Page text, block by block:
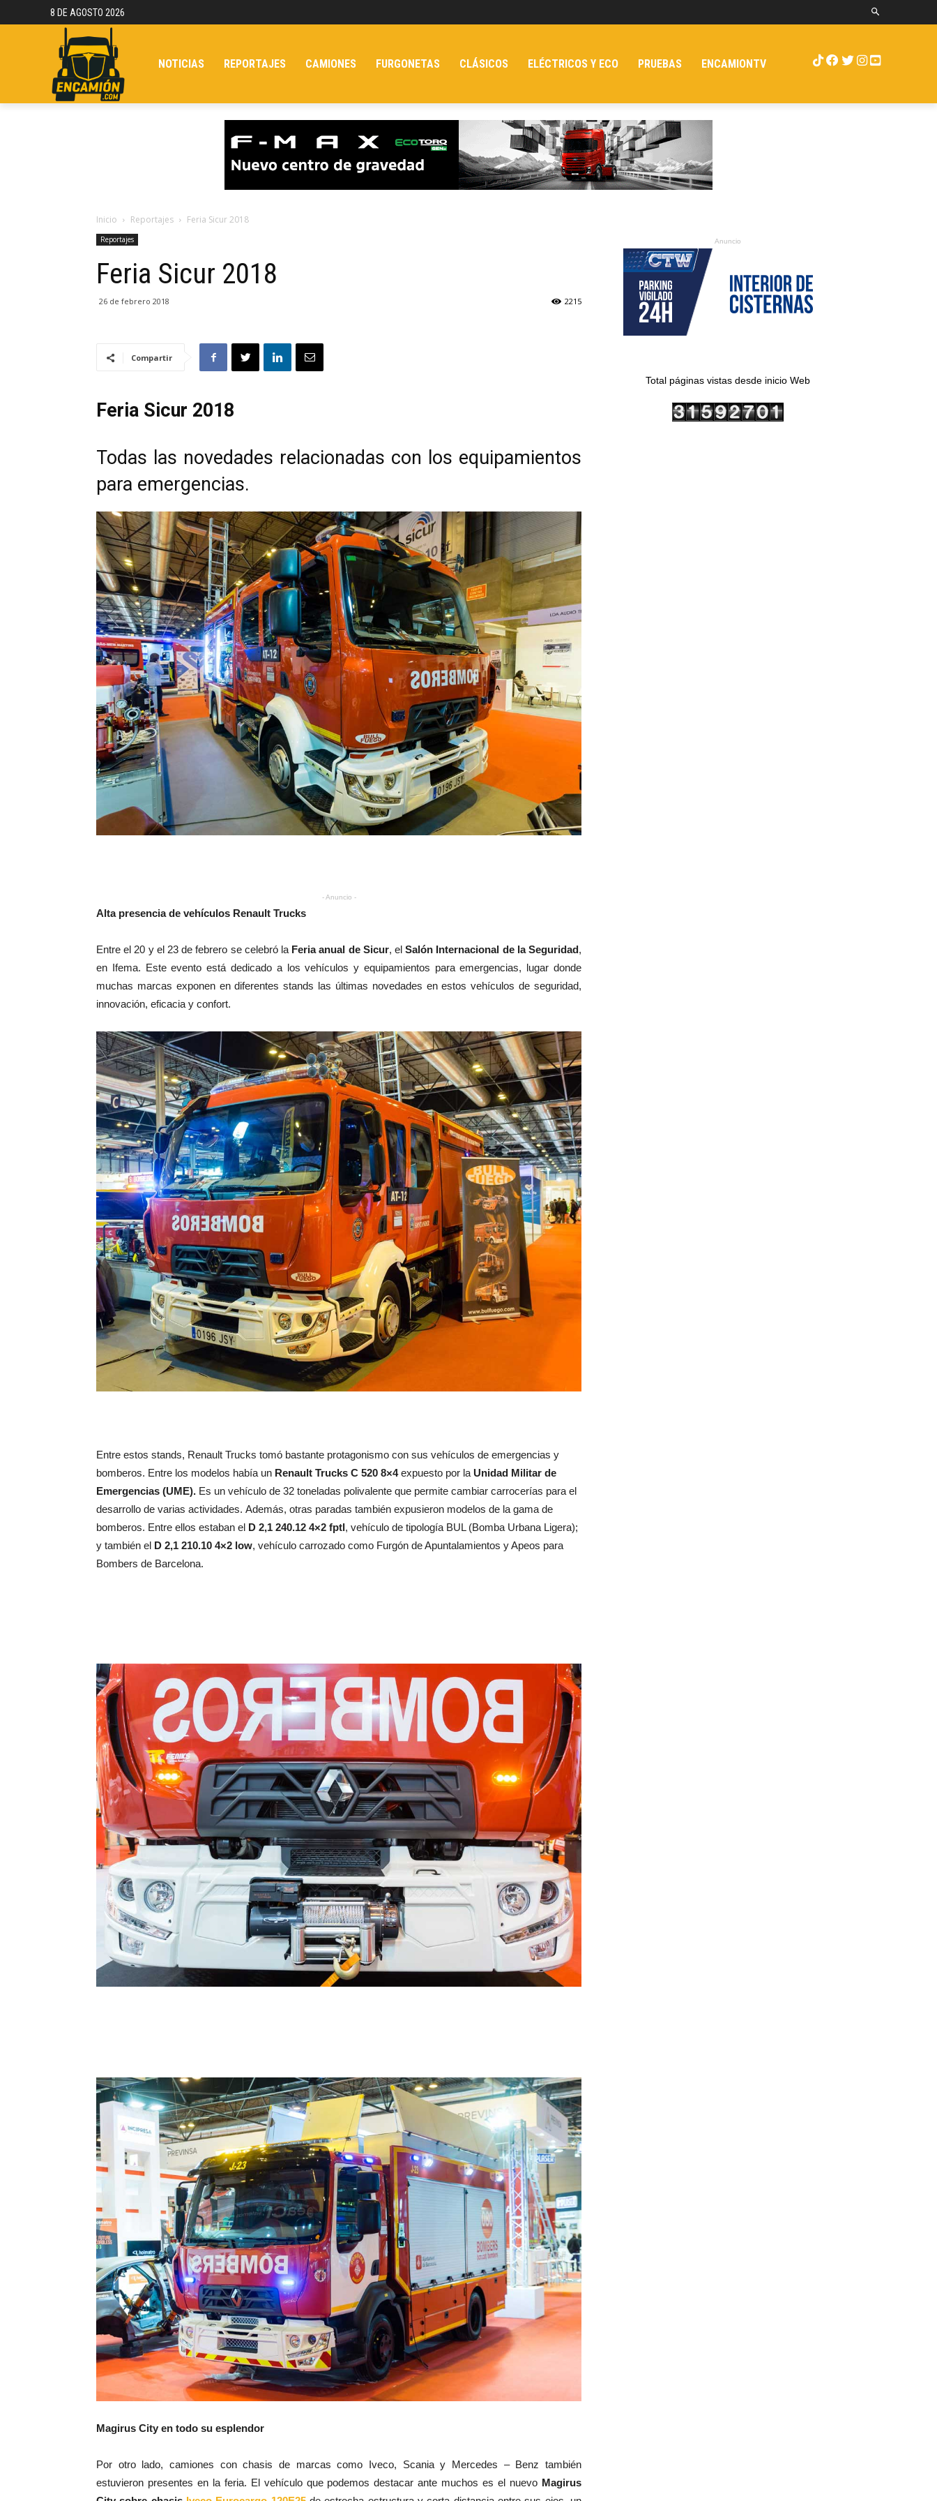
8 DE AGOSTO 2026
NOTICIAS REPORTAJES CAMIONES FURGONETAS CLÁSICOS ELÉCTRICOS Y ECO PRUEBAS ENCAMIONTV
Inicio Reportajes Feria Sicur 2018
Reportajes
Feria Sicur 2018
26 de febrero 2018 2215
Compartir
Feria Sicur 2018
Todas las novedades relacionadas con los equipamientos
para emergencias.
- Anuncio -
Alta presencia de vehículos Renault Trucks
Entre el 20 y el 23 de febrero se celebró la Feria anual de Sicur, elSalón Internacional de la Seguridad,
en Ifema. Este evento está dedicado a los vehículos y equipamientos para emergencias, lugar donde
muchas marcas exponen en diferentes stands las últimas novedades en estos vehículos de seguridad,
innovación, eficacia y confort.
Entre estos stands, Renault Trucks tomó bastante protagonismo con sus vehículos de emergencias y
bomberos. Entre los modelos había un Renault Trucks C 520 8×4expuesto por la Unidad Militar de
Emergencias (UME). Es un vehículo de 32 toneladas polivalente que permite cambiar carrocerías para el
desarrollo de varias actividades. Además, otras paradas también expusieron modelos de la gama de
bomberos. Entre ellos estaban el D 2,1 240.12 4×2 fptl, vehículo de tipología BUL (Bomba Urbana Ligera);
y también el D 2,1 210.10 4×2 low, vehículo carrozado como Furgón de Apuntalamientos y Apeos para
Bombers de Barcelona.
Magirus City en todo su esplendor
Por otro lado, camiones con chasis de marcas como Iveco, Scania y Mercedes – Benz también
estuvieron presentes en la feria. El vehículo que podemos destacar ante muchos es el nuevo Magirus
Anuncio
Total páginas vistas desde inicio Web